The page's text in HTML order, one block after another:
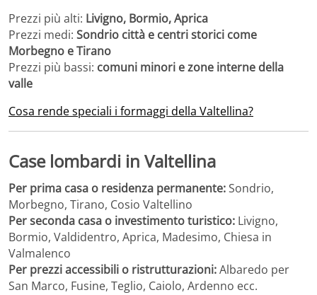
Prezzi più alti: Livigno, Bormio, Aprica
Prezzi medi: Sondrio città e centri storici come
Morbegno e Tirano
Prezzi più bassi: comuni minori e zone interne della
valle
Cosa rende speciali i formaggi della Valtellina?
Case lombardi in Valtellina
Per prima casa o residenza permanente:Sondrio,
Morbegno, Tirano, Cosio Valtellino
Per seconda casa o investimento turistico: Livigno,
Bormio, Valdidentro, Aprica, Madesimo, Chiesa in
Valmalenco
Per prezzi accessibili o ristrutturazioni:Albaredo per
San Marco, Fusine, Teglio, Caiolo, Ardenno ecc.